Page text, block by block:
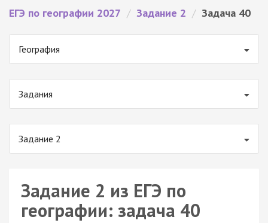
ЕГЭ по географии 2027 / Задание 2 / Задача 40
География
Задания
Задание 2
Задание 2 из ЕГЭ по
географии: задача 40